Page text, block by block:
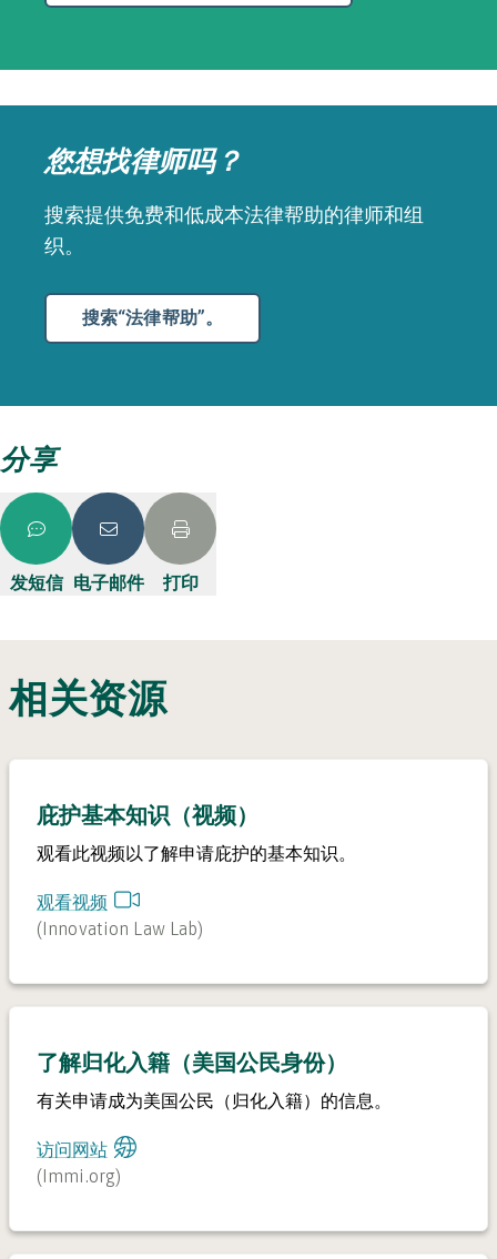
您想找律师吗？
搜索提供免费和低成本法律帮助的律师和组
织。
搜索“法律帮助”。
分享
发短信 电子邮件 打印
相关资源
庇护基本知识（视频）
观看此视频以了解申请庇护的基本知识。
观看视频
(Innovation Law Lab)
了解归化入籍（美国公民身份）
有关申请成为美国公民（归化入籍）的信息。
访问网站
(Immi.org)